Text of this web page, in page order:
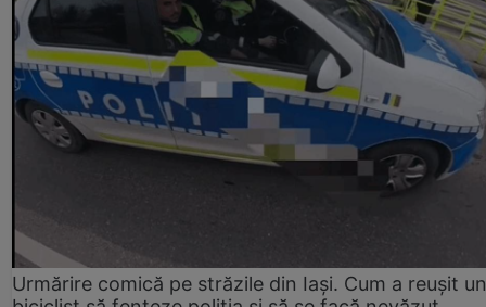
Urmărire comică pe străzile din Iași. Cum a reușit un